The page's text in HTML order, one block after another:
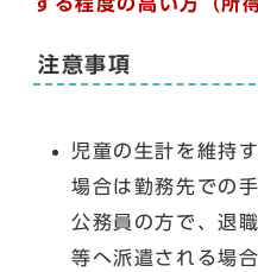
注意事項
児童の生計を維持
場合は勤務先での
公務員の方で、退
等へ派遣される場